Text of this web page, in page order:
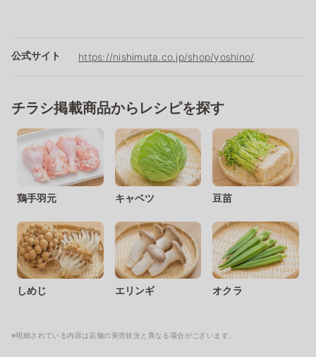
公式サイト https://nishimuta.co.jp/shop/yoshino/
チラシ掲載商品からレシピを探す
鶏手羽元 キャベツ 豆苗
しめじ エリンギ オクラ
※明細されている内容は店舗の実売状況と異なる場合がございます。